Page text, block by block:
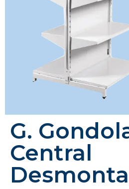
G.
Central